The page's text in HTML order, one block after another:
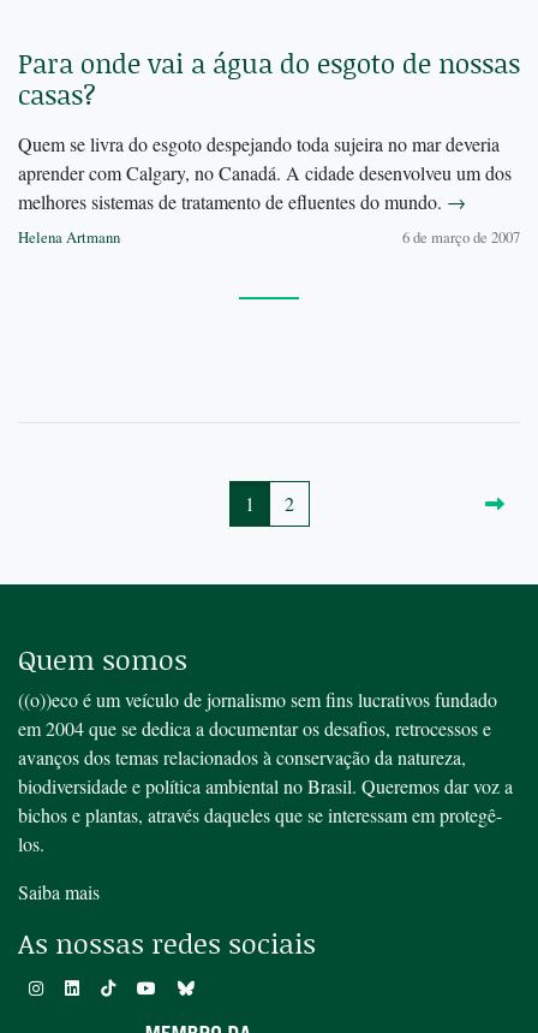
Para onde vai a água do esgoto de nossas
casas?
Quem se livra do esgoto despejando toda sujeira no mar deveria
aprender com Calgary, no Canadá. A cidade desenvolveu um dos
melhores sistemas de tratamento de efluentes do mundo. →
Helena Artmann 6 de março de 2007
1 2
Quem somos
((o))eco é um veículo de jornalismo sem fins lucrativos fundado
em 2004 que se dedica a documentar os desafios, retrocessos e
avanços dos temas relacionados à conservação da natureza,
biodiversidade e política ambiental no Brasil. Queremos dar voz a
bichos e plantas, através daqueles que se interessam em protegê-
los.
Saiba mais
As nossas redes sociais